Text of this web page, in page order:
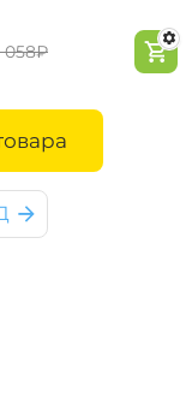
058‍₽